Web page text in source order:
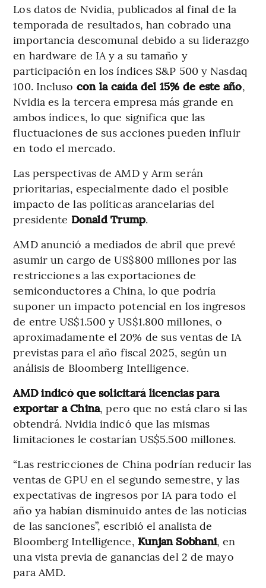
Los datos de Nvidia, publicados al final de la
temporada de resultados, han cobrado una
importancia descomunal debido a su liderazgo
en hardware de IA y a su tamaño y
participación en los índices S&P 500 y Nasdaq
100. Incluso con la caída del 15% de este año,
Nvidia es la tercera empresa más grande en
ambos índices, lo que significa que las
fluctuaciones de sus acciones pueden influir
en todo el mercado.
Las perspectivas de AMD y Arm serán
prioritarias, especialmente dado el posible
impacto de las políticas arancelarias del
presidente Donald Trump.
AMD anunció a mediados de abril que prevé
asumir un cargo de US$800 millones por las
restricciones a las exportaciones de
semiconductores a China, lo que podría
suponer un impacto potencial en los ingresos
de entre US$1.500 y US$1.800 millones, o
aproximadamente el 20% de sus ventas de IA
previstas para el año fiscal 2025, según un
análisis de Bloomberg Intelligence.
AMD indicó que solicitará licencias para
exportar a China, pero que no está claro si las
obtendrá. Nvidia indicó que las mismas
limitaciones le costarían US$5.500 millones.
“Las restricciones de China podrían reducir las
ventas de GPU en el segundo semestre, y las
expectativas de ingresos por IA para todo el
año ya habían disminuido antes de las noticias
de las sanciones”, escribió el analista de
Bloomberg Intelligence, Kunjan Sobhani, en
una vista previa de ganancias del 2 de mayo
para AMD.